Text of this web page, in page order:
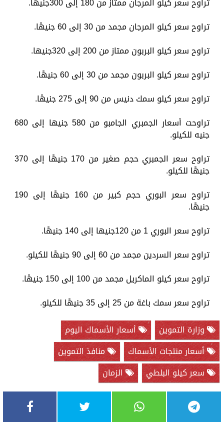
تراوح سعر كيلو المرجان مجمد من 30 إلى 60 جنيهًا.
تراوح سعر كيلو البربون ممتاز من 200 إلى 320جنيها.
تراوح سعر كيلو البربون مجمد من 30 إلى 60 جنيهًا.
تراوح سعر كيلو سمك دنيس من 90 إلى 275 جنيهًا.
تراوحت أسعار الجمبري الجامبو من 580 جنيها إلى 680
جنيه للكيلو.
تراوح سعر الجمبري حجم صغير من 170 جنيهًا إلى 370
جنيهًا للكيلو.
تراوح سعر البوري حجم كبير من 160 جنيهًا إلى 190
جنيهًا.
تراوح سعر البوري 1 من 120جنيها إلى 140 جنيهًا.
تراوح سعر السردين مجمد من 60 إلى 90 جنيهًا للكيلو.
تراوح سعر كيلو الماكريل مجمد من 100 إلى 150 جنيهًا.
تراوح سعر سمك باغة من 25 إلى 35 جنيهًا للكيلو.
وزارة التموين
أسعار الأسماك اليوم
أسعار منتجات الأسماك
منافذ التموين
سعر كيلو البلطي
الزمان